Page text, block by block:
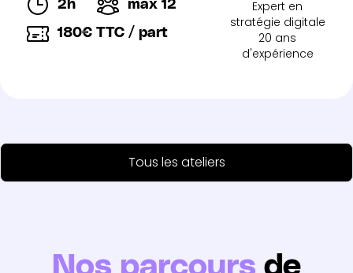
2h max 12
180€ TTC / part
Expert en
stratégie digitale
20 ans
d'expérience
Tous les ateliers
Nos parcours de